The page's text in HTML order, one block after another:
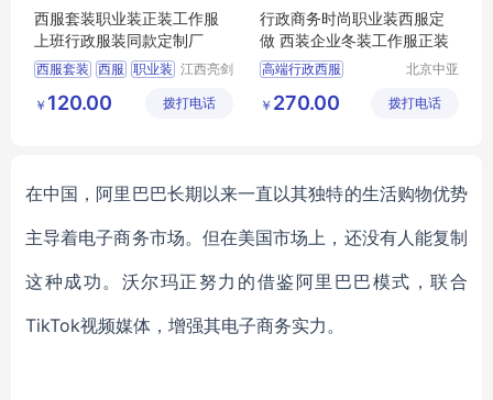
西服套装职业装正装工作服
上班行政服装同款定制厂
西服套装 西服 职业装 江西亮剑
公司
￥ 120.00 拨打电话
行政商务时尚职业装西服定
做 西装企业冬装工作服正装
高端行政西服
商务女士职业套装
北京中亚
限公司
￥ 270.00 拨打电话
在中国，阿里巴巴长期以来一直以其独特的生活购物优势
主导着电子商务市场。但在美国市场上，还没有人能复制
这种成功。沃尔玛正努力的借鉴阿里巴巴模式，联合
TikTok视频媒体 ， 增强其电子商务实力。